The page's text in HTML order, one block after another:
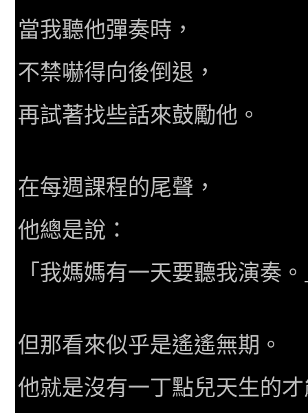
當我聽他彈奏時，
不禁嚇得向後倒退，
再試著找些話來鼓勵他。
在每週課程的尾聲，
他總是說：
「我媽媽有一天要聽我演奏
但那看來似乎是遙遙無期。
他就是沒有一丁點兒天生的